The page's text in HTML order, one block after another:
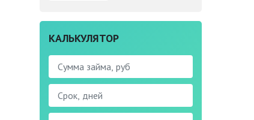
КАЛЬКУЛЯТОР